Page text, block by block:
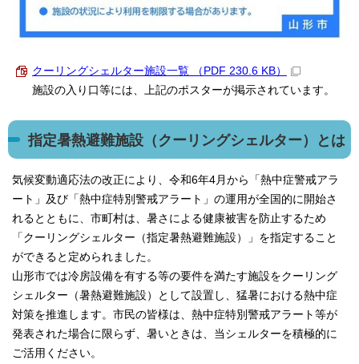
クーリングシェルター施設一覧 （PDF 230.6 KB）
施設の入り口等には、上記のポスターが掲示されています。
指定暑熱避難施設（クーリングシェルター）とは
気候変動適応法の改正により、令和6年4月から「熱中症警戒アラ
ート」及び「熱中症特別警戒アラート」の運用が全国的に開始さ
れるとともに、市町村は、暑さによる健康被害を防止するため
「クーリングシェルター（指定暑熱避難施設）」を指定すること
ができると定められました。
山形市では冷房設備を有する等の要件を満たす施設をクーリング
シェルター（暑熱避難施設）として設置し、猛暑における熱中症
対策を推進します。市民の皆様は、熱中症特別警戒アラート等が
発表された場合に限らず、暑いときは、当シェルターを積極的に
ご活用ください。